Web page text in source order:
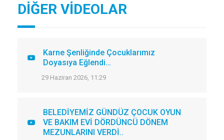
DİĞER VİDEOLAR
Karne Şenliğinde Çocuklarımız
Doyasıya Eğlendi…
29 Haziran 2026, 11:29
BELEDİYEMİZ GÜNDÜZ ÇOCUK OYUN
VE BAKIM EVİ DÖRDÜNCÜ DÖNEM
MEZUNLARINI VERDİ..